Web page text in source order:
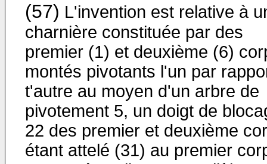
(57) L'invention est relative à
charnière constituée par des
premier (1) et deuxième (6)
montés pivotants l'un par
t'autre au moyen d'un arbre de
pivotement 5, un doigt de
22 des premier et deuxième
étant attelé (31) au premier